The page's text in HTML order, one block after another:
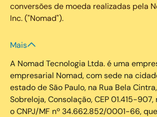
conversões de moeda realizadas pela
Inc. ("Nomad").
Mais
A Nomad Tecnologia Ltda. é uma
empresarial Nomad, com sede na
estado de São Paulo, na Rua Bela Cintra,
Sobreloja, Consolação, CEP 01.415-
o CNPJ/MF nº 34.662.852/0001-66,